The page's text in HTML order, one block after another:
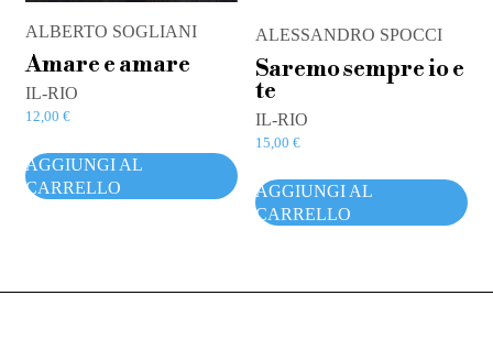
ALBERTO SOGLIANI
Amare e amare
IL-RIO
12,00 €
AGGIUNGI AL
CARRELLO
ALESSANDRO SPOCCI
Saremo sempre io e
te
IL-RIO
15,00€
AGGIUNGI AL
CARRELLO